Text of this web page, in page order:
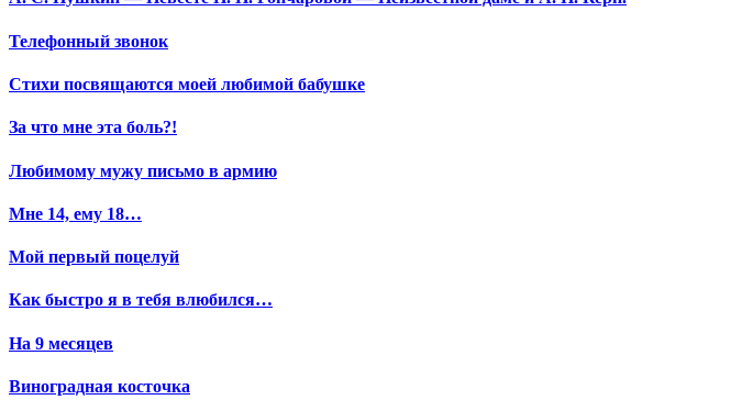
Телефонный звонок
Стихи посвящаются моей любимой бабушке
За что мне эта боль?!
Любимому мужу письмо в армию
Мне 14, ему 18…
Мой первый поцелуй
Как быстро я в тебя влюбился…
На 9 месяцев
Виноградная косточка